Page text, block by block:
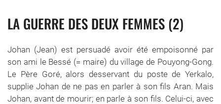
LA GUERRE DES DEUX FEMMES (2)
Johan (Jean) est persuadé avoir été empoisonné par
son ami le Bessé (= maire) du village de Pouyong-Gong.
Le Père Goré, alors desservant du poste de Yerkalo,
supplie Johan de ne pas en parler à son fils Aran. Mais
Johan, avant de mourir; en parle à son fils. Celui-ci, avec